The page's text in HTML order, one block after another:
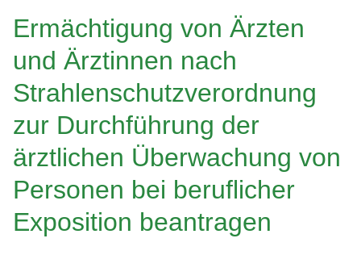
Ermächtigung von Ärzten
und Ärztinnen nach
Strahlenschutzverordnung
zur Durchführung der
ärztlichen Überwachung von
Personen bei beruflicher
Exposition beantragen